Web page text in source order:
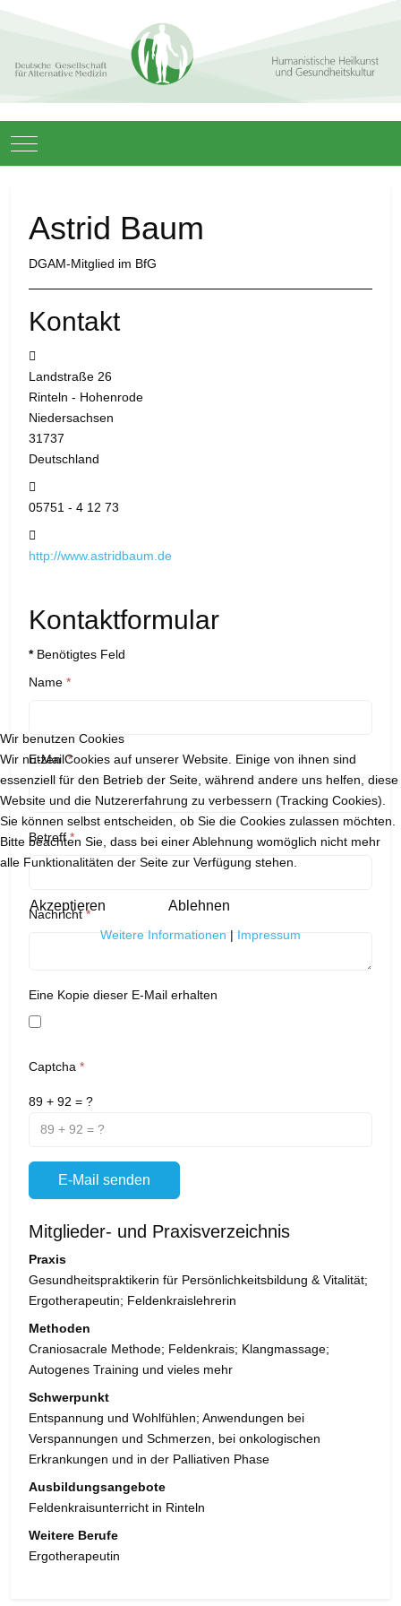
Mobile Menu Toggle
Astrid Baum
DGAM-Mitglied im BfG
Kontakt
Landstraße 26
Rinteln - Hohenrode
Niedersachsen
31737
Deutschland
05751 - 4 12 73
http://www.astridbaum.de
Kontaktformular
*Benötigtes Feld
Name *
E-Mail*
Betreff*
Nachricht*
Eine Kopie dieser E-Mail erhalten
Captcha *
89 + 92 = ?
E-Mail senden
Mitglieder- und Praxisverzeichnis
Praxis
Gesundheitspraktikerin für Persönlichkeitsbildung & Vitalität;
Ergotherapeutin; Feldenkraislehrerin
Methoden
Craniosacrale Methode; Feldenkrais; Klangmassage;
Autogenes Training und vieles mehr
Schwerpunkt
Entspannung und Wohlfühlen; Anwendungen bei
Verspannungen und Schmerzen, bei onkologischen
Erkrankungen und in der Palliativen Phase
Ausbildungsangebote
Feldenkraisunterricht in Rinteln
Weitere Berufe
Ergotherapeutin
Wir benutzen Cookies
Wir nutzen Cookies auf unserer Website. Einige von ihnen sind
essenziell für den Betrieb der Seite, während andere uns helfen, diese
Website und die Nutzererfahrung zu verbessern (Tracking Cookies).
Sie können selbst entscheiden, ob Sie die Cookies zulassen möchten.
Bitte beachten Sie, dass bei einer Ablehnung womöglich nicht mehr
alle Funktionalitäten der Seite zur Verfügung stehen.
Akzeptieren Ablehnen
Weitere Informationen | Impressum